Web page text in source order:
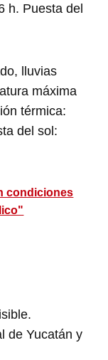
h. Puesta del
lluvias
máxima
térmica:
del sol:
condiciones
de Yucatán y